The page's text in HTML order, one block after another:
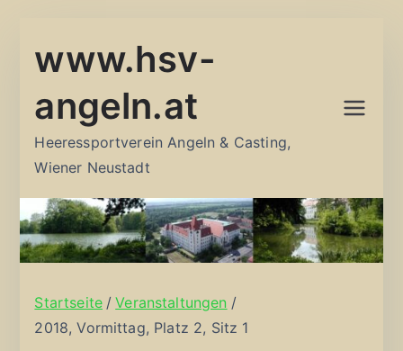
Inhalt
www.hsv-
angeln.at
Heeressportverein Angeln & Casting,
Wiener Neustadt
Startseite
Veranstaltungen
2018, Vormittag, Platz 2, Sitz 1